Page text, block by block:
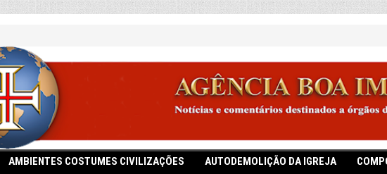
AMBIENTES COSTUMES CIVILIZAÇÕES AUTODEMOLIÇÃO DA IGREJA